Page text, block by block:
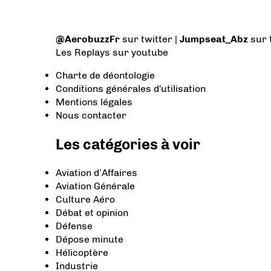
@AerobuzzFr sur twitter | Jumpseat_Abz sur
Les Replays sur youtube
Charte de déontologie
Conditions générales d'utilisation
Mentions légales
Nous contacter
Les catégories à voir
Aviation d’Affaires
Aviation Générale
Culture Aéro
Débat et opinion
Défense
Dépose minute
Hélicoptère
Industrie